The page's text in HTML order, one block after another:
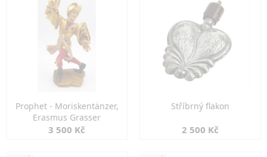
Prophet - Moriskentänzer,
Erasmus Grasser
3 500 Kč
Stříbrný flakon
2 500 Kč